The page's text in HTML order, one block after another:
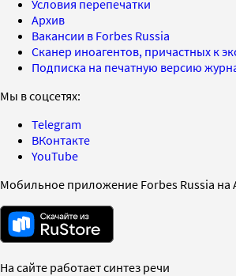
Условия перепечатки
Архив
Вакансии в Forbes Russia
Сканер иноагентов, причастных к
Подписка на печатную версию
Мы в соцсетях:
Telegram
ВКонтакте
YouTube
Мобильное приложение Forbes Russia на
На сайте работает синтез речи